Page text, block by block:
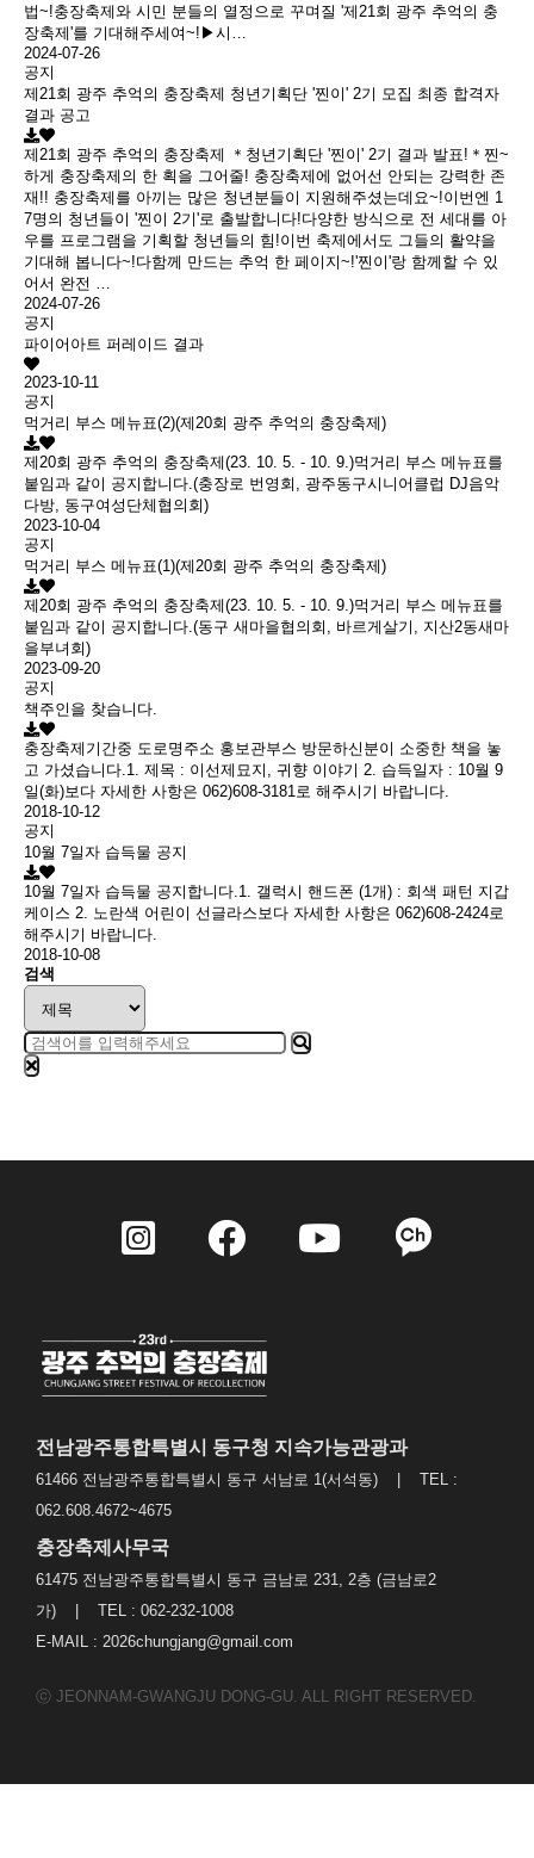
법~!충장축제와 시민 분들의 열정으로 꾸며질 '제21회 광주 추억의 충
장축제'를 기대해주세여~!▶시…
2024-07-26
공지
제21회 광주 추억의 충장축제 청년기획단 '찐이' 2기 모집 최종 합격자
결과 공고
제21회 광주 추억의 충장축제 ＊청년기획단 '찐이' 2기 결과 발표!＊찐~
하게 충장축제의 한 획을 그어줄! 충장축제에 없어선 안되는 강력한 존
재!! 충장축제를 아끼는 많은 청년분들이 지원해주셨는데요~!이번엔 1
7명의 청년들이 '찐이 2기'로 출발합니다!다양한 방식으로 전 세대를 아
우를 프로그램을 기획할 청년들의 힘!이번 축제에서도 그들의 활약을
기대해 봅니다~!다함께 만드는 추억 한 페이지~!'찐이'랑 함께할 수 있
어서 완전 …
2024-07-26
공지
파이어아트 퍼레이드 결과
2023-10-11
공지
먹거리 부스 메뉴표(2)(제20회 광주 추억의 충장축제)
제20회 광주 추억의 충장축제(23. 10. 5. - 10. 9.)먹거리 부스 메뉴표를
붙임과 같이 공지합니다.(충장로 번영회, 광주동구시니어클럽 DJ음악
다방, 동구여성단체협의회)
2023-10-04
공지
먹거리 부스 메뉴표(1)(제20회 광주 추억의 충장축제)
제20회 광주 추억의 충장축제(23. 10. 5. - 10. 9.)먹거리 부스 메뉴표를
붙임과 같이 공지합니다.(동구 새마을협의회, 바르게살기, 지산2동새마
을부녀회)
2023-09-20
공지
책주인을 찾습니다.
충장축제기간중 도로명주소 홍보관부스 방문하신분이 소중한 책을 놓
고 가셨습니다.1. 제목 : 이선제묘지, 귀향 이야기 2. 습득일자 : 10월 9
일(화)보다 자세한 사항은 062)608-3181로 해주시기 바랍니다.
2018-10-12
공지
10월 7일자 습득물 공지
10월 7일자 습득물 공지합니다.1. 갤럭시 핸드폰 (1개) : 회색 패턴 지갑
케이스 2. 노란색 어린이 선글라스보다 자세한 사항은 062)608-2424로
해주시기 바랍니다.
2018-10-08
검색
전남광주통합특별시 동구청 지속가능관광과
61466 전남광주통합특별시 동구 서남로 1(서석동) | TEL :
062.608.4672~4675
충장축제사무국
61475 전남광주통합특별시 동구 금남로 231, 2층 (금남로2
가) | TEL : 062-232-1008
E-MAIL : 2026chungjang@gmail.com
ⓒ JEONNAM-GWANGJU DONG-GU. ALL RIGHT RESERVED.